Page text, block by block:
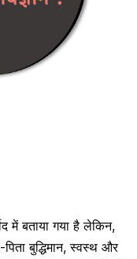
में बताया गया है लेकिन,
बुद्धिमान, स्वस्थ और